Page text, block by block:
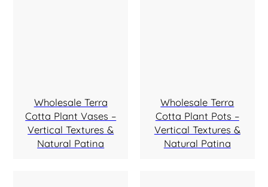
Wholesale Terra
Cotta Plant Vases –
Vertical Textures &
Natural Patina
Wholesale Terra
Cotta Plant Pots –
Vertical Textures &
Natural Patina